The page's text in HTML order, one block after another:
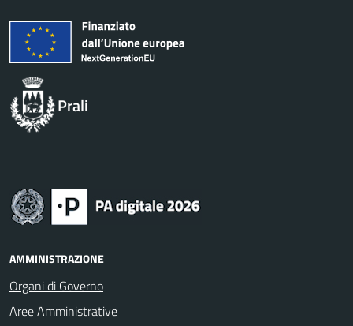
Prali
AMMINISTRAZIONE
Organi di Governo
Aree Amministrative